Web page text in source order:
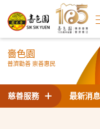
嗇色園
普濟勸善 崇善惠民
最新消息
慈善服務